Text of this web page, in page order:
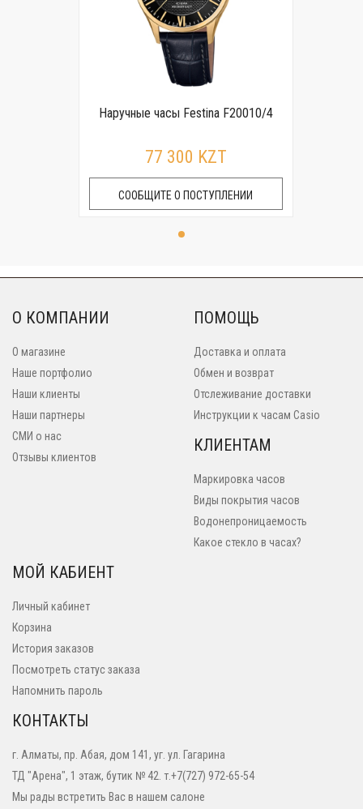
Наручные часы Festina F20010/4
77 300 KZT
СООБЩИТЕ О ПОСТУПЛЕНИИ
О КОМПАНИИ
О магазине
Наше портфолио
Наши клиенты
Наши партнеры
СМИ о нас
Отзывы клиентов
ПОМОЩЬ
Доставка и оплата
Обмен и возврат
Отслеживание доставки
Инструкции к часам Casio
КЛИЕНТАМ
Маркировка часов
Виды покрытия часов
Водонепроницаемость
Какое стекло в часах?
МОЙ КАБИЕНТ
Личный кабинет
Корзина
История заказов
Посмотреть статус заказа
Напомнить пароль
КОНТАКТЫ
г. Алматы, пр. Абая, дом 141, уг. ул. Гагарина
ТД "Арена", 1 этаж, бутик № 42. т.+7(727) 972-65-54
Мы рады встретить Вас в нашем салоне